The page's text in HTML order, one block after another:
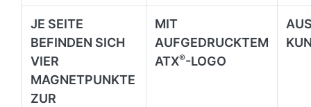
JE SEITE
BEFINDEN SICH
VIER
MAGNETPUNKTE
ZUR
MIT
AUFGEDRUCKTEM
ATX®-LOGO